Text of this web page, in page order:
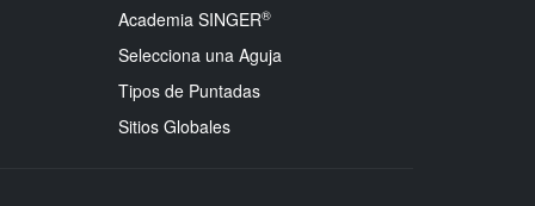
Academia SINGER®
Selecciona una Aguja
Tipos de Puntadas
Sitios Globales